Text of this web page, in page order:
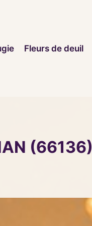
Fleurs de deuil
(66136)